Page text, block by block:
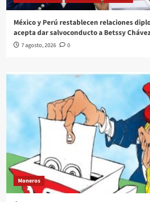
México y Perú restablecen relaciones
acepta dar salvoconducto a Betssy
7 agosto, 2026 0
Moneros